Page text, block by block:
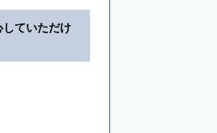
していただけ